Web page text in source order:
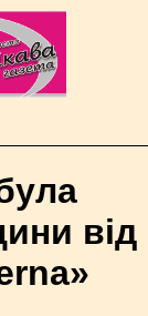
від